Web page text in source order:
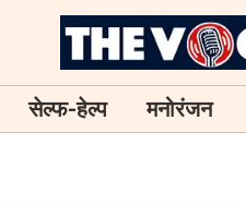
सेल्फ-हेल्प मनोरंजन